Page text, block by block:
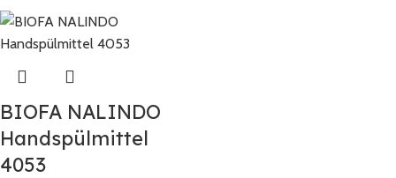
BIOFA NALINDO
Handspülmittel
4053